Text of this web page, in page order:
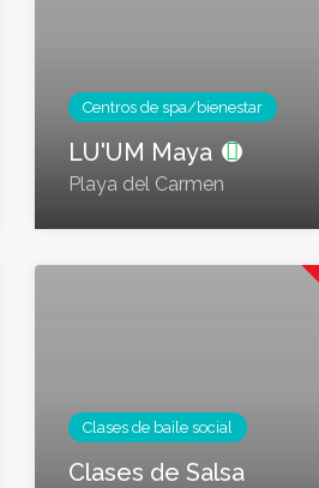
Centros de spa/bienestar
LU'UM Maya
Playa del Carmen
Clases de baile social
Clases de Salsa